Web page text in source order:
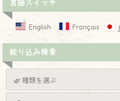
言語スイッチ
English Français
絞り込み検索